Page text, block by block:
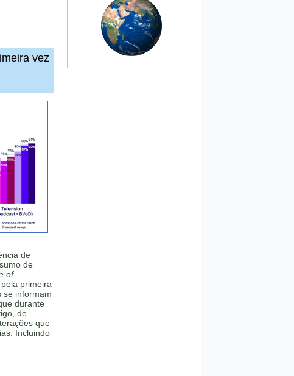
vez
de
de
of
primeira
se informam
durante
de
que
Incluindo